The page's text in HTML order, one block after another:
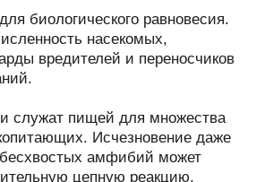
биологического равновесия.
насекомых,
вредителей и переносчиков
служат пищей для множества
Исчезновение даже
амфибий может
цепную реакцию,